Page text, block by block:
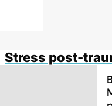
Stress post-